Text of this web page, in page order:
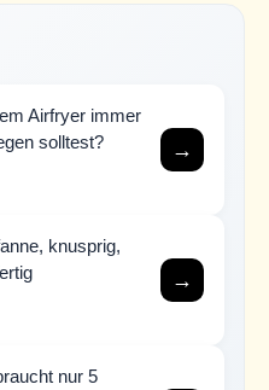
Airfryer immer
solltest?
→
knusprig,
→
nur 5